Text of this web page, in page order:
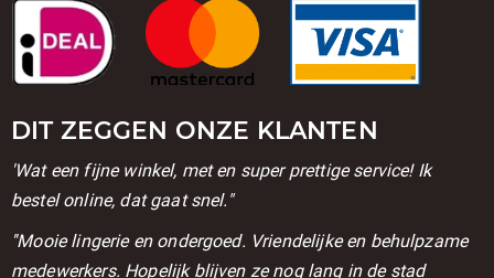
DIT ZEGGEN ONZE KLANTEN
'Wat een fijne winkel, met en super prettige service! Ik
bestel online, dat gaat snel."
''Mooie lingerie en ondergoed. Vriendelijke en behulpzame
medewerkers. Hopelijk blijven ze nog lang in de stad